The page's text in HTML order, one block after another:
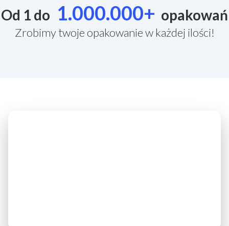
Od 1 do 1.000.000+ opakowań
Zrobimy twoje opakowanie w każdej ilości!